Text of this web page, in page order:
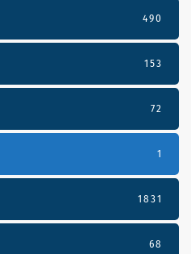
490
153
72
1
1831
68